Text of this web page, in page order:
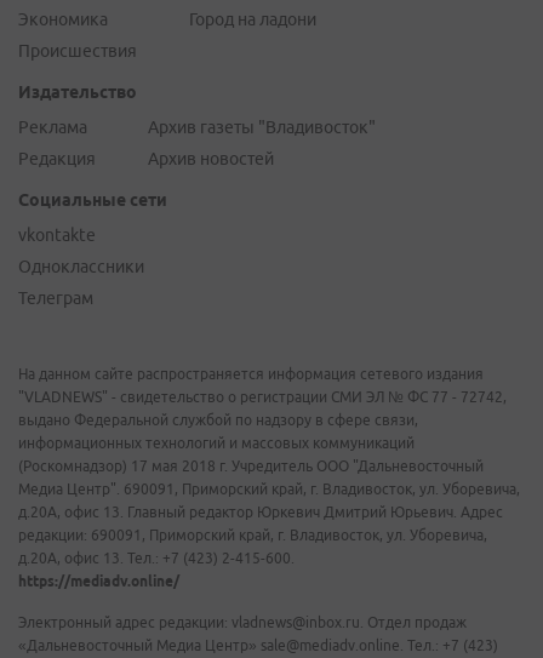
Экономика
Происшествия
Город на ладони
Издательство
Реклама
Редакция
Архив газеты "Владивосток"
Архив новостей
Социальные сети
vkontakte
Одноклассники
Телеграм
На данном сайте распространяется информация сетевого издания
"VLADNEWS" - свидетельство о регистрации СМИ ЭЛ № ФС 77 - 72742,
выдано Федеральной службой по надзору в сфере связи,
информационных технологий и массовых коммуникаций
(Роскомнадзор) 17 мая 2018 г. Учредитель ООО "Дальневосточный
Медиа Центр". 690091, Приморский край, г. Владивосток, ул. Уборевича,
д.20А, офис 13. Главный редактор Юркевич Дмитрий Юрьевич. Адрес
редакции: 690091, Приморский край, г. Владивосток, ул. Уборевича,
д.20А, офис 13. Тел.: +7 (423) 2-415-600.
https://mediadv.online/
Электронный адрес редакции: vladnews@inbox.ru. Отдел продаж
«Дальневосточный Медиа Центр» sale@mediadv.online. Тел.: +7 (423)